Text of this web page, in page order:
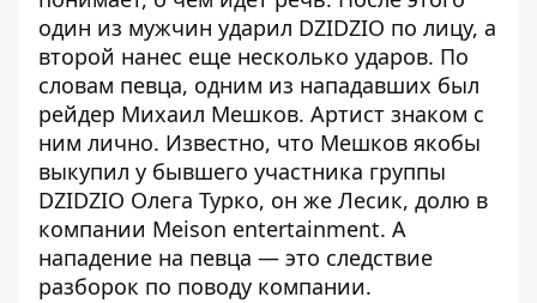
один из мужчин ударил DZIDZIO по лицу, а
второй нанес еще несколько ударов. По
словам певца, одним из нападавших был
рейдер Михаил Мешков. Артист знаком с
ним лично. Известно, что Мешков якобы
выкупил у бывшего участника группы
DZIDZIO Олега Турко, он же Лесик, долю в
компании Meison entertainment. А
нападение на певца — это следствие
разборок по поводу компании.